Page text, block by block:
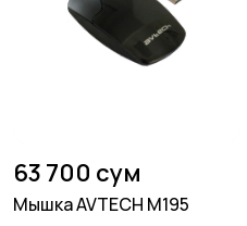
63 700 сум
Мышка AVTECH M195